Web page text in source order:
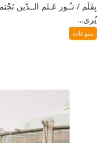
بِقَلَم / نـُـور عَـلم الــدّين
يُرى...
منوعات